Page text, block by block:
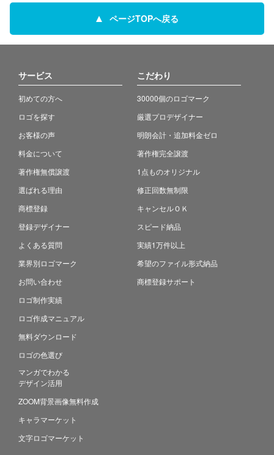
ページTOPへ戻る
サービス
初めての方へ
ロゴを探す
お客様の声
料金について
著作権無償譲渡
選ばれる理由
商標登録
登録デザイナー
よくある質問
業界別ロゴマーク
お問い合わせ
ロゴ制作実績
ロゴ作成マニュアル
無料ダウンロード
ロゴの色選び
マンガでわかる
デザイン活用
ZOOM背景画像無料作成
キャラマーケット
文字ロゴマーケット
こだわり
30000個のロゴマーク
厳選プロデザイナー
明朗会計・追加料金ゼロ
著作権完全譲渡
1点ものオリジナル
修正回数無制限
キャンセルＯＫ
スピード納品
実績1万件以上
希望のファイル形式納品
商標登録サポート